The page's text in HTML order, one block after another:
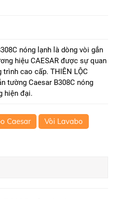
nóng lạnh là dòng vòi gắn
hiệu CAESAR được sự quan
cao cấp. THIÊN LỘC
tường Caesar B308C nóng
hiện đại.
Caesar
Vòi Lavabo